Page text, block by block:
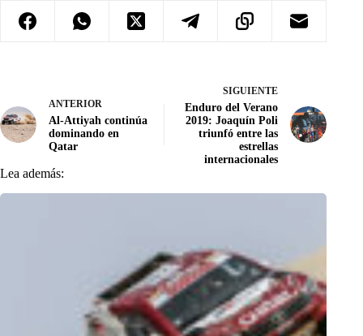
ANTERIOR
Al-Attiyah continúa
dominando en
Qatar
SIGUIENTE
Enduro del Verano
2019: Joaquín Poli
triunfó entre las
estrellas
internacionales
Lea además: